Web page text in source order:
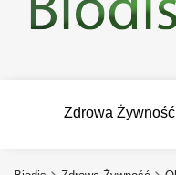
Zdrowa Żywność